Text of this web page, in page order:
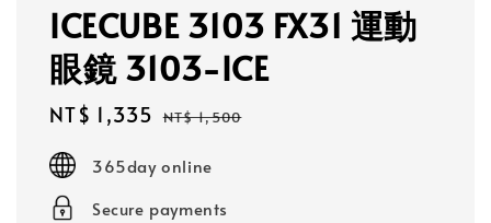
ICECUBE 3103 FX31 運動
眼鏡 3103-ICE
Sale
NT$ 1,335 Regular
NT$ 1,500
365day online
Secure payments